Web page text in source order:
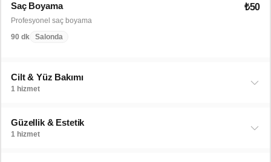
Saç Boyama
Profesyonel saç boyama
90 dk
Salonda
₺50
Cilt & Yüz Bakımı
1 hizmet
Güzellik & Estetik
1 hizmet